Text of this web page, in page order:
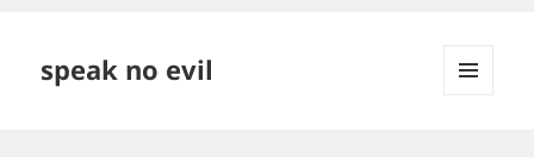
speak no evil